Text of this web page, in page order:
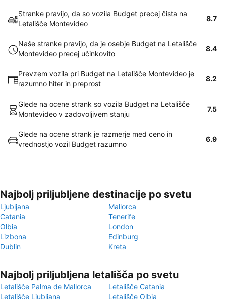
Stranke pravijo, da so vozila Budget precej čista na
Letališče Montevideo
8.7
Naše stranke pravijo, da je osebje Budget na Letališče
Montevideo precej učinkovito
8.4
Prevzem vozila pri Budget na Letališče Montevideo je
razumno hiter in preprost
8.2
Glede na ocene strank so vozila Budget na Letališče
Montevideo v zadovoljivem stanju
7.5
Glede na ocene strank je razmerje med ceno in
vrednostjo vozil Budget razumno
6.9
Najbolj priljubljene destinacije po svetu
Ljubljana
Mallorca
Catania
Tenerife
Olbia
London
Lizbona
Edinburg
Dublin
Kreta
Najbolj priljubljena letališča po svetu
Letališče Palma de Mallorca
Letališče Catania
Letališče Ljubljana
Letališče Olbia